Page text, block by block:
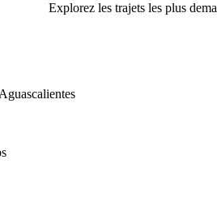
Explorez les trajets les plus